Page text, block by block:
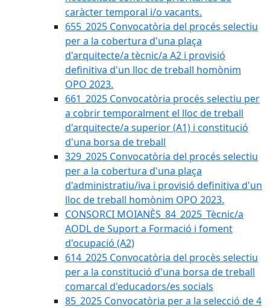
caràcter temporal i/o vacants.
655_2025 Convocatòria del procés selectiu
per a la cobertura d'una plaça
d'arquitecte/a tècnic/a A2 i provisió
definitiva d'un lloc de treball homònim
OPO 2023.
661_2025 Convocatòria procés selectiu per
a cobrir temporalment el lloc de treball
d'arquitecte/a superior (A1) i constitució
d'una borsa de treball
329_2025 Convocatòria del procés selectiu
per a la cobertura d'una plaça
d'administratiu/iva i provisió definitiva d'un
lloc de treball homònim OPO 2023.
CONSORCI MOIANÈS_84_2025_Tècnic/a
AODL de Suport a Formació i foment
d'ocupació (A2)
614_2025 Convocatòria del procès selectiu
per a la constitució d'una borsa de treball
comarcal d'educadors/es socials
85_2025 Convocatòria per a la selecció de 4